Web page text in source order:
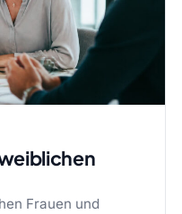
Frauen und